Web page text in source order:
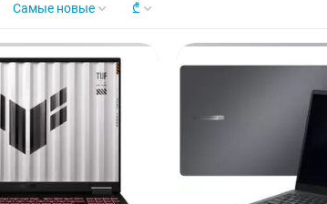
Самые новые ₾